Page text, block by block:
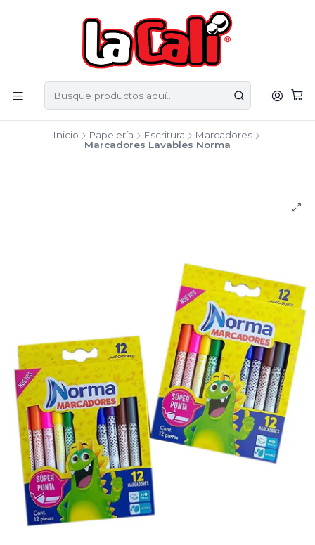
Inicio Papelería Escritura
Marcadores
Marcadores Lavables Norma